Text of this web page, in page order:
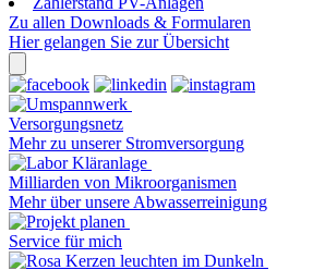
Zu allen Downloads & Formularen
Hier gelangen Sie zur Übersicht
Versorgungsnetz
Mehr zu unserer Stromversorgung
Milliarden von Mikroorganismen
Mehr über unsere Abwasserreinigung
Service für mich